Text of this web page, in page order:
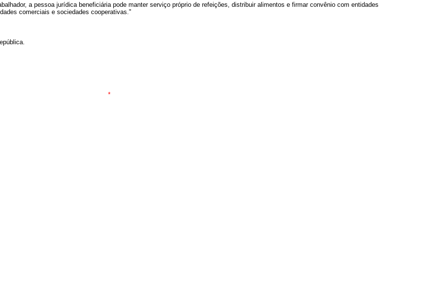
a pessoa jurídica beneficiária pode manter serviço próprio de refeições, distribuir alimentos e firmar convênio com entidades
comerciais e sociedades cooperativas."
*